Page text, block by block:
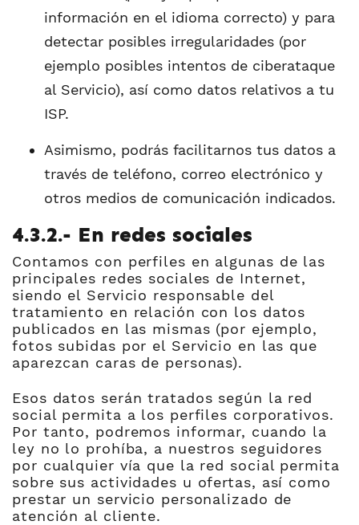
información en el idioma correcto) y para
detectar posibles irregularidades (por
ejemplo posibles intentos de ciberataque
al Servicio), así como datos relativos a tu
ISP.
Asimismo, podrás facilitarnos tus datos a
través de teléfono, correo electrónico y
otros medios de comunicación indicados.
4.3.2.- En redes sociales
Contamos con perfiles en algunas de las
principales redes sociales de Internet,
siendo el Servicio responsable del
tratamiento en relación con los datos
publicados en las mismas (por ejemplo,
fotos subidas por el Servicio en las que
aparezcan caras de personas).
Esos datos serán tratados según la red
social permita a los perfiles corporativos.
Por tanto, podremos informar, cuando la
ley no lo prohíba, a nuestros seguidores
por cualquier vía que la red social permita
sobre sus actividades u ofertas, así como
prestar un servicio personalizado de
atención al cliente.